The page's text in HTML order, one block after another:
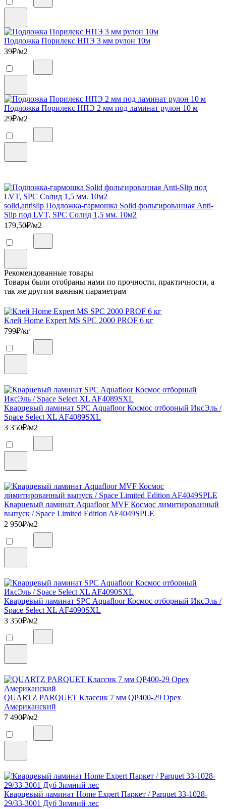
Подложка Порилекс НПЭ 3 мм рулон 10м
39₽/м2
Подложка Порилекс НПЭ 2 мм под ламинат рулон 10 м
29₽/м2
solid,antislip Подложка-гармошка Solid фольгированная Anti-
Slip под LVT, SPC Солид 1,5 мм. 10м2
179,50₽/м2
Рекомендованные товары
Товары были отобраны нами по прочности, практичности, а
так же другим важным параметрам
Клей Home Expert MS SPC 2000 PROF 6 кг
799₽/кг
Кварцевый ламинат SPC Aquafloor Космос отборный ИксЭль /
Space Select XL AF4089SXL
3 350₽/м2
Кварцевый ламинат Aquafloor MVF Космос лимитированный
выпуск / Space Limited Edition AF4049SPLE
2 950₽/м2
Кварцевый ламинат SPC Aquafloor Космос отборный ИксЭль /
Space Select XL AF4090SXL
3 350₽/м2
QUARTZ PARQUET Классик 7 мм QP400-29 Орех
Американский
7 490₽/м2
Кварцевый ламинат Home Expert Паркет / Parquet 33-1028-
29/33-3001 Дуб Зимний лес